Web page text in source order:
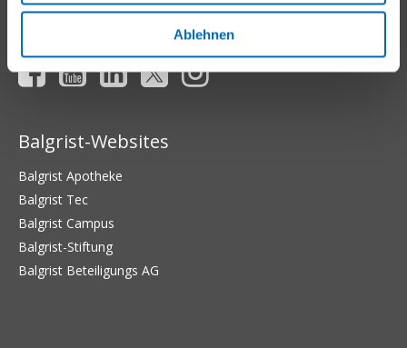
Ablehnen
Aussenstandorte
Balgrist-Websites
Balgrist Apotheke
Balgrist Tec
Balgrist Campus
Balgrist-Stiftung
Balgrist Beteiligungs AG